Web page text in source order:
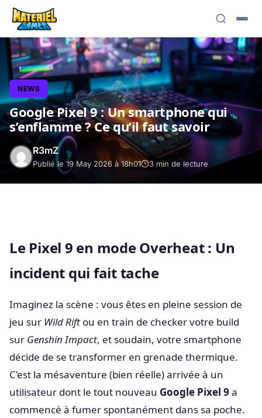
NEWS
Google Pixel 9 : Un smartphone qui
s’enflamme ? Ce qu’il faut savoir
R3mZ
Publié le 19 May 2026 à 18h01 3 min de lecture
Le Pixel 9 en mode Overheat : Un
incident qui fait tache
Imaginez la scène : vous êtes en pleine session de
jeu sur Wild Rift ou en train de checker votre build
sur Genshin Impact, et soudain, votre smartphone
décide de se transformer en grenade thermique.
C’est la mésaventure (bien réelle) arrivée à un
utilisateur dont le tout nouveau Google Pixel 9 a
commencé à fumer spontanément dans sa poche.